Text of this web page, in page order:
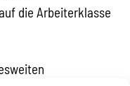
die Arbeiterklasse